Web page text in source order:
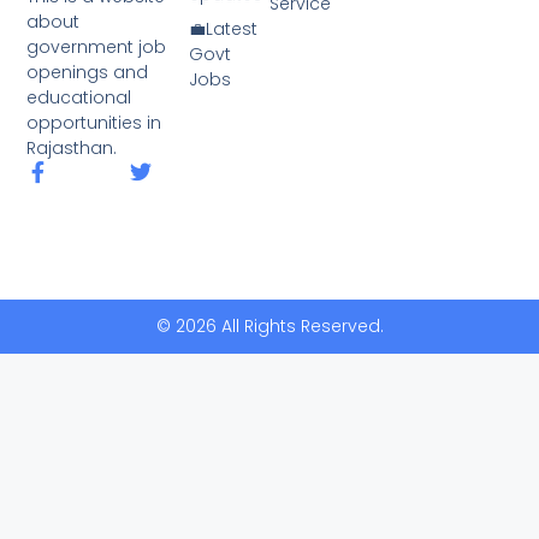
about
government job
openings and
educational
opportunities in
Rajasthan.
💼Latest
Govt
Jobs
© 2026 All Rights Reserved.